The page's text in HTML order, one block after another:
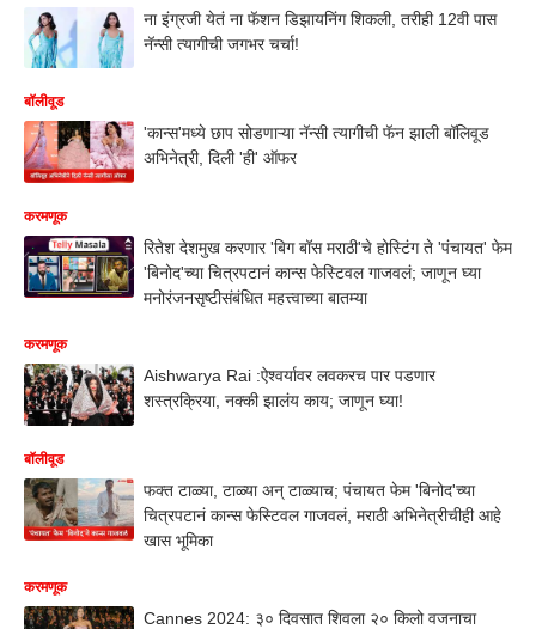
ना इंग्रजी येतं ना फॅशन डिझायनिंग शिकली, तरीही 12वी पास
नॅन्सी त्यागीची जगभर चर्चा!
बॉलीवूड
'कान्स'मध्ये छाप सोडणाऱ्या नॅन्सी त्यागीची फॅन झाली बॉलिवूड
अभिनेत्री, दिली 'ही' ऑफर
करमणूक
रितेश देशमुख करणार 'बिग बॉस मराठी'चे होस्टिंग ते 'पंचायत' फेम
'बिनोद'च्या चित्रपटानं कान्स फेस्टिवल गाजवलं; जाणून घ्या
मनोरंजनसृष्टीसंबंधित महत्त्वाच्या बातम्या
करमणूक
Aishwarya Rai :ऐश्वर्यावर लवकरच पार पडणार
शस्त्रक्रिया, नक्की झालंय काय; जाणून घ्या!
बॉलीवूड
फक्त टाळ्या, टाळ्या अन् टाळ्याच; पंचायत फेम 'बिनोद'च्या
चित्रपटानं कान्स फेस्टिवल गाजवलं, मराठी अभिनेत्रीचीही आहे
खास भूमिका
करमणूक
Cannes 2024: ३० दिवसात शिवला २० किलो वजनाचा